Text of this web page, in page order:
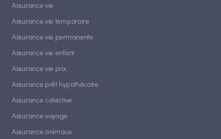
Assurance vie
Assurance vie temporaire
Assurance vie permanente
Assurance vie enfant
Assurance vie prix
Assurance prêt hypothécaire
Assurance collective
Assurance voyage
Assurance animaux